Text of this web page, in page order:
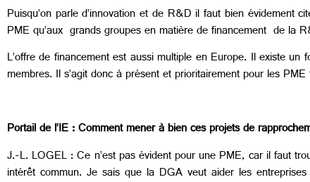
Puisqu’on parle d’innovation et de R&D il faut bien évidement
PME qu’aux grands groupes en matière de financement de la
L’offre de financement est aussi multiple en Europe. Il existe
membres. Il s’agit donc à présent et prioritairement pour les
Portail de l’IE : Comment mener à bien ces projets de
J.-L. LOGEL : Ce n’est pas évident pour une PME, car il faut
intérêt commun. Je sais que la DGA veut aider les